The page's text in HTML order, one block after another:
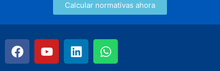
Calcular normativas ahora